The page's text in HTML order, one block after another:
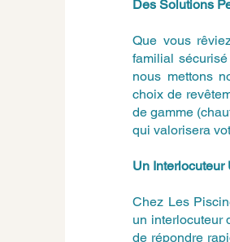
Des Solutions
Que vous
familial
nous mettons
choix de
de gamme
qui valorisera
Un Interlocuteur
Chez Les
un interlocuteur
de répondre